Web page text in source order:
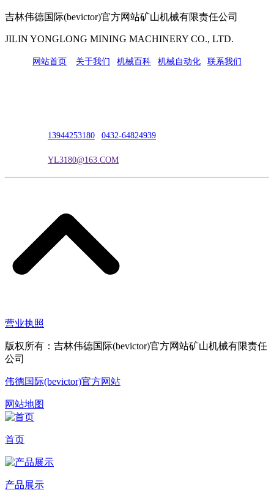
吉林伟德国际(bevictor)官方网站矿山机械有限责任公司
JILIN YONGLONG MINING MACHINERY CO., LTD.
网站首页 关于我们 机械百科 机械自动化 联系我们
13944253180 0432-64824939
YL3180@163.COM
营业执照
版权所有：吉林伟德国际(bevictor)官方网站矿山机械有限责任
公司
伟德国际(bevictor)官方网站
网站地图
首页
产品展示